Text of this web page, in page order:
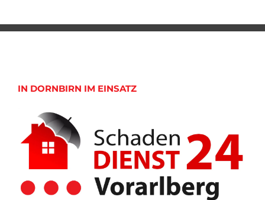
IN DORNBIRN IM EINSATZ